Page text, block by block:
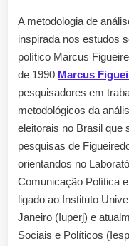
A metodologia de
inspirada nos estudos
político Marcus
de 1990 Marcus
pesquisadores em
metodológicos da
eleitorais no Brasil que
pesquisas de
orientandos no
Comunicação Política
ligado ao Instituto
Janeiro (Iuperj) e
Sociais e Políticos